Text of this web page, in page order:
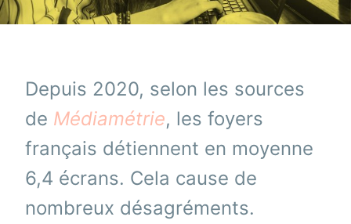
Depuis 2020, selon les sources
de Médiamétrie, les foyers
français détiennent en moyenne
6,4 écrans. Cela cause de
nombreux désagréments.